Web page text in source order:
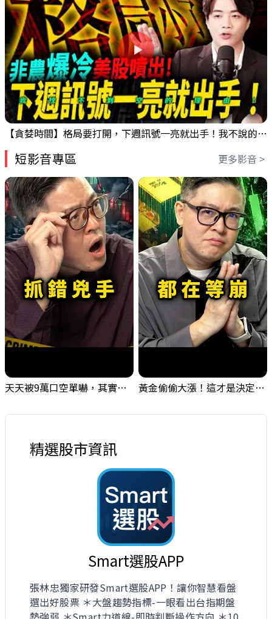
【貪婪時間】格局要打開，下週訊號一亮就出手！我不說的話還真一堆人不知道！｜錢進大趨勢 Mr.智霖 陳 2026/08/08
短影音專區 更多影音 >
天天被9萬口空單嚇，其實你盯錯地方了｜Mr.Jimmy高志銘 #台股 #外資期貨 #融資 黃金偷偷大漲！這才是決定台股生死的「真風向球」！｜Mr.Jimmy高志銘 #黃金 #美元指數 #聯準會
精選股市資訊
Smart選股APP
張林忠獨家研發Smart選股APP！讓你智慧看盤
選出好股票 ＊大盤趨勢指標-一眼看出台指期盤